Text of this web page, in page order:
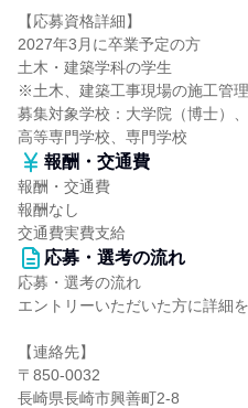
【応募資格詳細】
2027年3月に卒業予定の方
土木・建築学科の学生
※土木、建築工事現場の施工管
募集対象学校：大学院（博士）
高等専門学校、専門学校
報酬・交通費
報酬・交通費
報酬なし
交通費実費支給
応募・選考の流れ
応募・選考の流れ
エントリーいただいた方に詳細
【連絡先】
〒850-0032
長崎県長崎市興善町2-8